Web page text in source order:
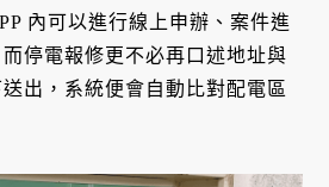
內可以進行線上申辦、案件進
停電報修更不必再口述地址與
出，系統便會自動比對配電區